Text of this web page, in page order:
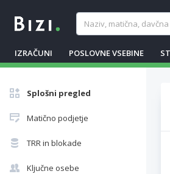
IZRAČUNI POSLOVNE VSEBINE
Splošni pregled
Matično podjetje
TRR in blokade
Ključne osebe